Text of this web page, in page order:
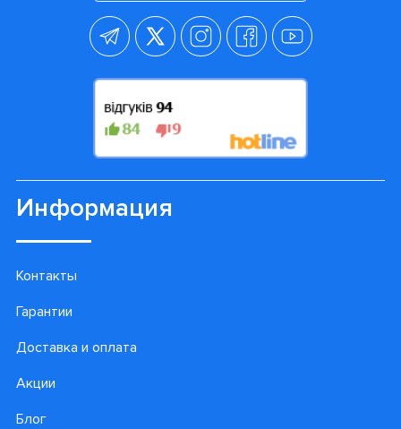
Информация
Контакты
Гарантии
Доставка и оплата
Акции
Блог